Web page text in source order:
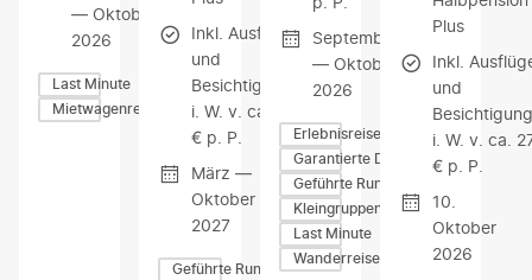
— Oktober
2026
Last Minute
Mietwagenreisen
Inkl. Ausflüge
und
Besichtigungen
i. W. v. ca. 275
€ p. P.
März —
Oktober
2027
Geführte Rundreisen
September
— Oktober
2026
Erlebnisreisen
Garantierte Durchführung
Geführte Rundreisen
Kleingruppen-Rundreisen
Last Minute
Wanderreisen
Plus
Inkl.
und
i. W. v. ca.
€ p. P.
10.
Oktober
2026